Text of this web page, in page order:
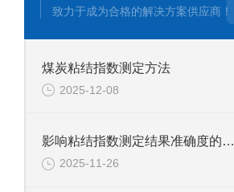
致力于成为合格的解决方案供应商！
煤炭粘结指数测定方法
2025-12-08
影响粘结指数测定结果准确度的因素有哪些？
2025-11-26